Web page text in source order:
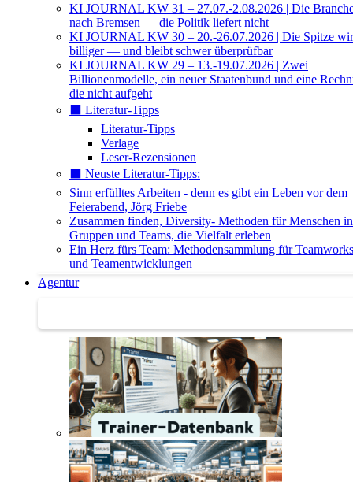
KI JOURNAL KW 31 – 27.07.-2.08.2026 | Die
nach Bremsen — die Politik liefert nicht
KI JOURNAL KW 30 – 20.-26.07.2026 | Die Spitze
billiger — und bleibt schwer überprüfbar
KI JOURNAL KW 29 – 13.-19.07.2026 | Zwei
Billionenmodelle, ein neuer Staatenbund und eine
die nicht aufgeht
⬛️ Literatur-Tipps
Literatur-Tipps
Verlage
Leser-Rezensionen
⬛️ Neuste Literatur-Tipps:
Sinn erfülltes Arbeiten - denn es gibt ein Leben vor dem
Feierabend, Jörg Friebe
Zusammen finden, Diversity- Methoden für Menschen in
Gruppen und Teams, die Vielfalt erleben
Ein Herz fürs Team: Methodensammlung für
und Teamentwicklungen
Agentur